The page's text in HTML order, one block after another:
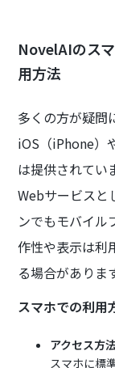
NovelAIのス
用方法
多くの方が疑問
iOS（iPhone）
は提供されてい
Webサービスと
ンでもモバイル
作性や表示は利
る場合がありま
スマホでの利用
アクセス方
スマホに標